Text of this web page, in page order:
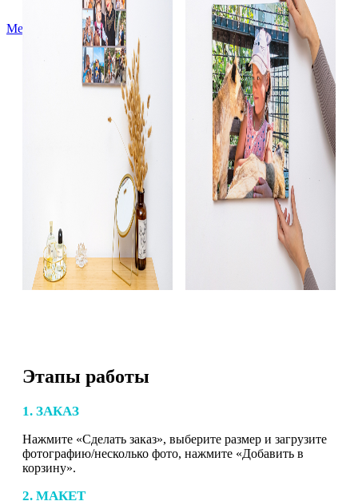
Меню
Этапы работы
1. ЗАКАЗ
Нажмите «Сделать заказ», выберите размер и загрузите
фотографию/несколько фото, нажмите «Добавить в
корзину».
2. МАКЕТ